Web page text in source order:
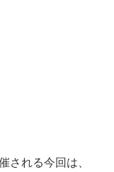
される今回は、